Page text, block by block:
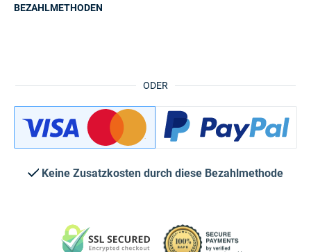
ODER
BEZAHLMETHODEN
Keine Zusatzkosten durch diese Bezahlmethode